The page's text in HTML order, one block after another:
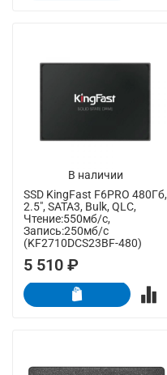
В наличии
SSD KingFast F6PRO 480Гб,
2.5", SATA3, Bulk, QLC,
Чтение:550мб/с,
Запись:250мб/с
(KF2710DCS23BF-480)
5 510 ₽